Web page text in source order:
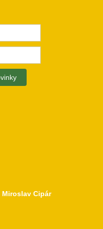
Miroslav Cipár